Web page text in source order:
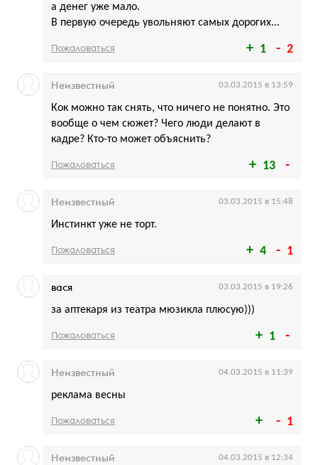
1 2
а денег уже мало.
В первую очередь увольняют самых дорогих...
Пожаловаться
13
Кок можно так снять, что ничего не понятно. Это
вообще о чем сюжет? Чего люди делают в
кадре? Кто-то может объяснить?
Неизвестный 03.03.2015 в 13:59
Пожаловаться
4 1
Инстинкт уже не торт.
Неизвестный 03.03.2015 в 15:48
Пожаловаться
1
за аптекаря из театра мюзикла плюсую)))
вася 03.03.2015 в 19:26
Пожаловаться
1
реклама весны
Неизвестный 04.03.2015 в 11:39
Пожаловаться
Неизвестный 04.03.2015 в 12:34